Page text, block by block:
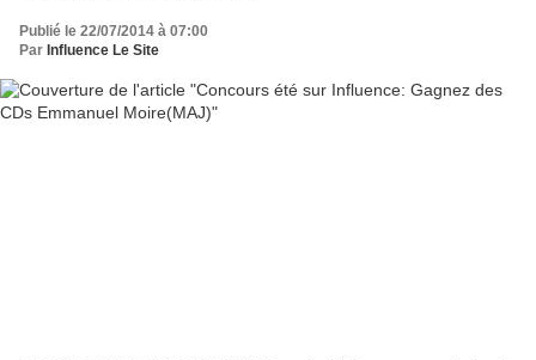
Publié le 22/07/2014 à 07:00
Par Influence Le Site